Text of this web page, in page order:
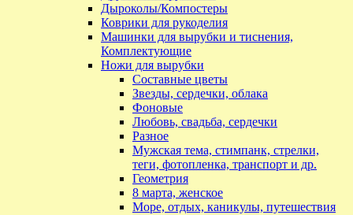
Дыроколы/Компостеры
Коврики для рукоделия
Машинки для вырубки и тиснения,
Комплектующие
Ножи для вырубки
Составные цветы
Звезды, сердечки, облака
Фоновые
Любовь, свадьба, сердечки
Разное
Мужская тема, стимпанк, стрелки,
теги, фотопленка, транспорт и др.
Геометрия
8 марта, женское
Море, отдых, каникулы, путешествия